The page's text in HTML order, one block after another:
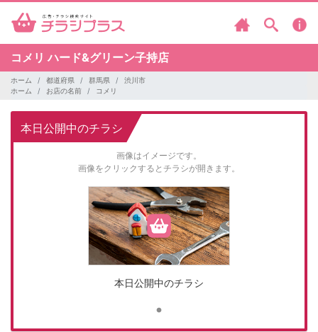
コメリハード&グリーン子持店
ホーム 都道府県 群馬県
渋川市
ホーム
お店の名前 コメリ
本日公開中のチラシ
画像はイメージです。
画像をクリックするとチラシが開きます。
本日公開中のチラシ